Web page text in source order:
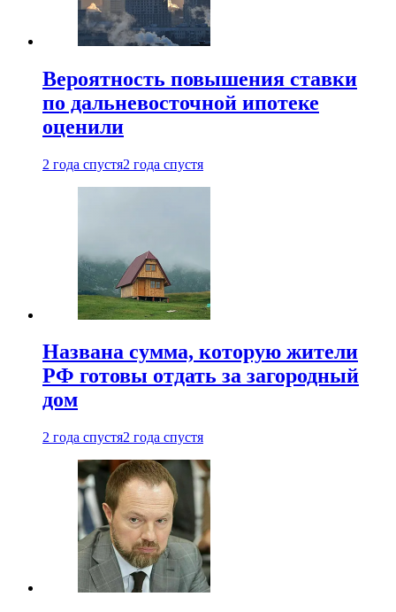
Вероятность повышения ставки
по дальневосточной ипотеке
оценили
2 года спустя2 года спустя
Названа сумма, которую жители
РФ готовы отдать за загородный
дом
2 года спустя2 года спустя